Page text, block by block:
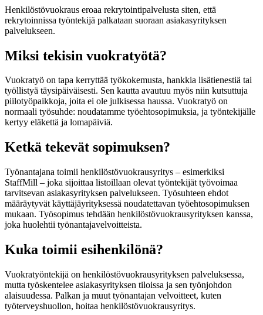
Henkilöstövuokraus eroaa rekrytointipalvelusta siten, että
rekrytoinnissa työntekijä palkataan suoraan asiakasyrityksen
palvelukseen.
Miksi tekisin vuokratyötä?
Vuokratyö on tapa kerryttää työkokemusta, hankkia lisätienestiä tai
työllistyä täysipäiväisesti. Sen kautta avautuu myös niin kutsuttuja
piilotyöpaikkoja, joita ei ole julkisessa haussa. Vuokratyö on
normaali työsuhde: noudatamme työehtosopimuksia, ja työntekijälle
kertyy eläkettä ja lomapäiviä.
Ketkä tekevät sopimuksen?
Työnantajana toimii henkilöstövuokrausyritys – esimerkiksi
StaffMill – joka sijoittaa listoillaan olevat työntekijät työvoimaa
tarvitsevan asiakasyrityksen palvelukseen. Työsuhteen ehdot
määräytyvät käyttäjäyrityksessä noudatettavan työehtosopimuksen
mukaan. Työsopimus tehdään henkilöstövuokrausyrityksen kanssa,
joka huolehtii työnantajavelvoitteista.
Kuka toimii esihenkilönä?
Vuokratyöntekijä on henkilöstövuokrausyrityksen palveluksessa,
mutta työskentelee asiakasyrityksen tiloissa ja sen työnjohdon
alaisuudessa. Palkan ja muut työnantajan velvoitteet, kuten
työterveyshuollon, hoitaa henkilöstövuokrausyritys.